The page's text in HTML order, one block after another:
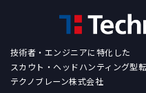
技術者・エンジニアに特化した
スカウト・ヘッドハンティング型
テクノブレーン株式会社